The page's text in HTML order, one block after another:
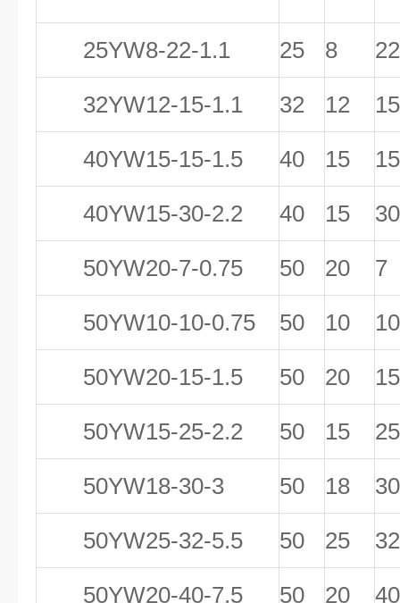
25YW8-22-1.1 25 8 22
32YW12-15-1.1 32 12 15
40YW15-15-1.5 40 15 15
40YW15-30-2.2 40 15 30
50YW20-7-0.75 50 20 7
50YW10-10-0.75 50 10 10
50YW20-15-1.5 50 20 15
50YW15-25-2.2 50 15 25
50YW18-30-3 50 18 30
50YW25-32-5.5 50 25 32
50YW20-40-7.5 50 20 40